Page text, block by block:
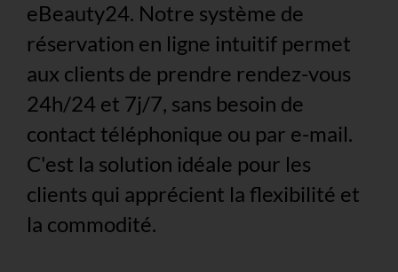
eBeauty24. Notre système de
réservation en ligne intuitif permet
aux clients de prendre rendez-vous
24h/24 et 7j/7, sans besoin de
contact téléphonique ou par e-mail.
C'est la solution idéale pour les
clients qui apprécient la flexibilité et
la commodité.